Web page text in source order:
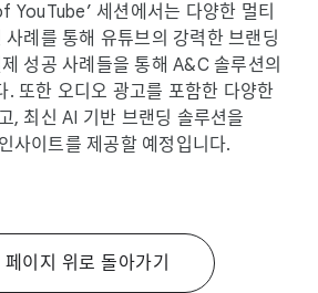
YouTube’ 세션에서는 다양한 멀티
례를 통해 유튜브의 강력한 브랜딩
성공 사례들을 통해 A&C 솔루션의
. 또한 오디오 광고를 포함한 다양한
, 최신 AI 기반 브랜딩 솔루션을
사이트를 제공할 예정입니다.
페이지 위로 돌아가기